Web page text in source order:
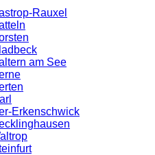
Rauxel
am See
Erkenschwick